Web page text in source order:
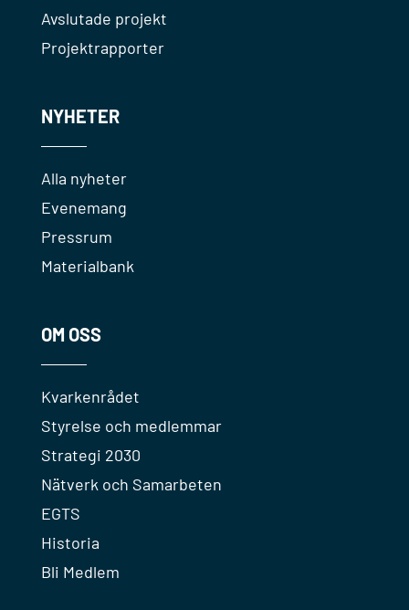
Avslutade projekt
Projektrapporter
NYHETER
Alla nyheter
Evenemang
Pressrum
Materialbank
OM OSS
Kvarkenrådet
Styrelse och medlemmar
Strategi 2030
Nätverk och Samarbeten
EGTS
Historia
Bli Medlem